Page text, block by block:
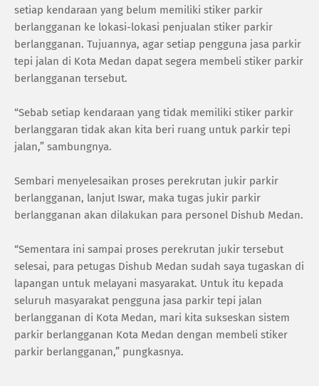
setiap kendaraan yang belum memiliki stiker parkir
berlangganan ke lokasi-lokasi penjualan stiker parkir
berlangganan. Tujuannya, agar setiap pengguna jasa parkir
tepi jalan di Kota Medan dapat segera membeli stiker parkir
berlangganan tersebut.
“Sebab setiap kendaraan yang tidak memiliki stiker parkir
berlanggaran tidak akan kita beri ruang untuk parkir tepi
jalan,” sambungnya.
Sembari menyelesaikan proses perekrutan jukir parkir
berlangganan, lanjut Iswar, maka tugas jukir parkir
berlangganan akan dilakukan para personel Dishub Medan.
“Sementara ini sampai proses perekrutan jukir tersebut
selesai, para petugas Dishub Medan sudah saya tugaskan di
lapangan untuk melayani masyarakat. Untuk itu kepada
seluruh masyarakat pengguna jasa parkir tepi jalan
berlangganan di Kota Medan, mari kita sukseskan sistem
parkir berlangganan Kota Medan dengan membeli stiker
parkir berlangganan,” pungkasnya.